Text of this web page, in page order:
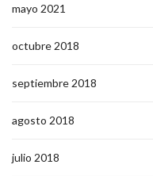
mayo 2021
octubre 2018
septiembre 2018
agosto 2018
julio 2018